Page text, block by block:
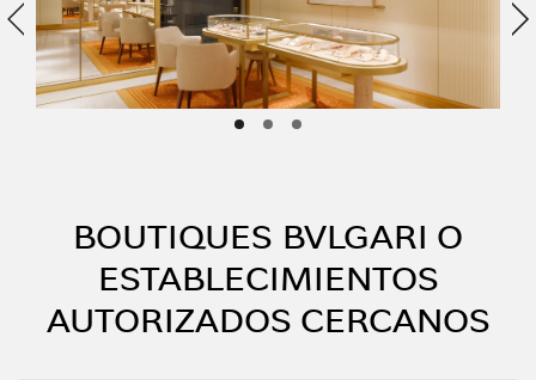
Anterior
BOUTIQUES BVLGARI O
ESTABLECIMIENTOS
AUTORIZADOS CERCANOS